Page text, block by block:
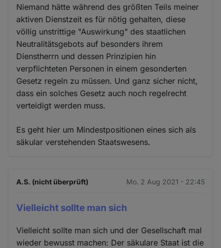
Niemand hätte während des größten Teils meiner
aktiven Dienstzeit es für nötig gehalten, diese
völlig unstrittige "Auswirkung" des staatlichen
Neutralitätsgebots auf besonders ihrem
Dienstherrn und dessen Prinzipien hin
verpflichteten Personen in einem gesonderten
Gesetz regeln zu müssen. Und ganz sicher nicht,
dass ein solches Gesetz auch noch regelrecht
verteidigt werden muss.
Es geht hier um Mindestpositionen eines sich als
säkular verstehenden Staatswesens.
A.S. (nicht überprüft) Mo. 2 Aug 2021 - 22:45
Vielleicht sollte man sich
Vielleicht sollte man sich und der Gesellschaft mal
wieder bewusst machen: Der säkulare Staat ist die